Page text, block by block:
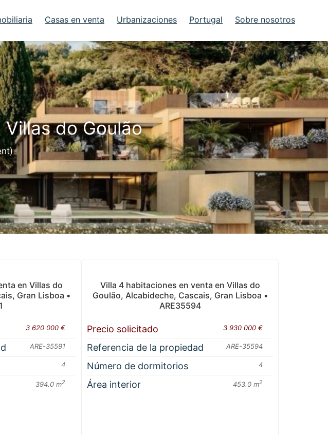
Casas en venta Urbanizaciones Portugal Sobre nosotros
do Goulão
en Villas do
Gran Lisboa •
3 620 000 €
ARE-35591
4
394.0 m2
Villa 4 habitaciones en venta en Villas do
Goulão, Alcabideche, Cascais, Gran Lisboa •
ARE35594
Precio solicitado 3 930 000 €
Referencia de la propiedad ARE-35594
Número de dormitorios 4
Área interior 453.0 m2